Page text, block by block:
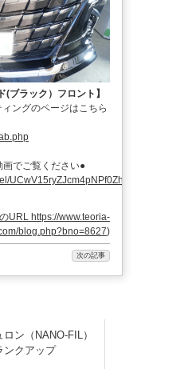
ラック）フロント】
ングのページはこちら
でご覧ください●
UCwV15ryZJcm4pNPf0ZhXu9g
URL https://www.teoria-
blog.php?bno=8627)
次の記事
ン（NANO-FIL）
ンクアップ